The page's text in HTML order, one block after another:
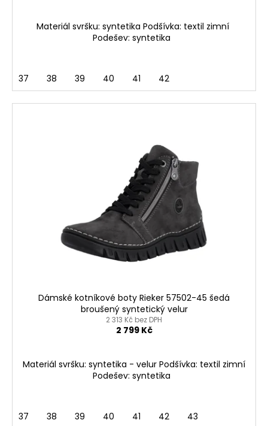
Materiál svršku: syntetika Podšívka: textil zimní
Podešev: syntetika
37 38 39 40 41 42
Dámské kotníkové boty Rieker 57502-45 šedá
broušený syntetický velur
2 313 Kč bez DPH
2 799 Kč
Materiál svršku: syntetika - velur Podšívka: textil zimní
Podešev: syntetika
37 38 39 40 41 42 43